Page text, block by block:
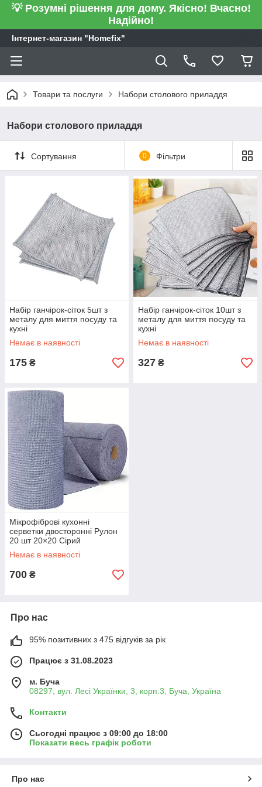
💡 Розумні рішення для дому. Якісно! Вчасно!
Надійно!
Інтернет-магазин "Homefix"
Товари та послуги Набори столового приладдя
Набори столового приладдя
Сортування 0 Фільтри
Набір ганчірок-сіток 5шт з
металу для миття посуду та
кухні
Немає в наявності
175 ₴
Набір ганчірок-сіток 10шт з
металу для миття посуду та
кухні
Немає в наявності
327 ₴
Мікрофіброві кухонні
серветки двосторонні Рулон
20 шт 20×20 Сірий
Немає в наявності
700 ₴
Про нас
95% позитивних з 475 відгуків за рік
Працює з 31.08.2023
м. Буча
08297, вул. Лесі Українки, 3, корп.3, Буча, Україна
Контакти
Сьогодні працює з 09:00 до 18:00
Показати весь графік роботи
Про нас